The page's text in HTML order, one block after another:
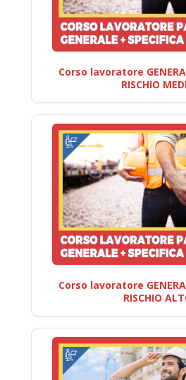
Corso lavoratore
RISCHIO
Corso lavoratore
RISCHIO